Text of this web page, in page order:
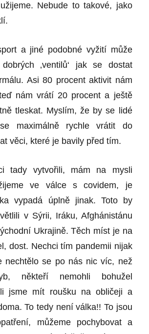
Nebude to takové, jako
a jiné podobné vyžití může
‚ventilů‘ jak se dostat
Asi 80 procent aktivit nám
nám vrátí 20 procent a ještě
tleskat. Myslím, že by se lidé
maximálně rychle vrátit do
věci, které je bavily před tím.
tady vytvořili, mám na mysli
ve válce s covidem, je
vypadá úplně jinak. Toto by
v Sýrii, Iráku, Afghánistánu
Ukrajině. Těch míst je na
dost. Nechci tím pandemii nijak
nechtělo se po nás nic víc, než
někteří nemohli bohužel
jsme mít roušku na obličeji a
To tedy není válka!! To jsou
můžeme pochybovat a